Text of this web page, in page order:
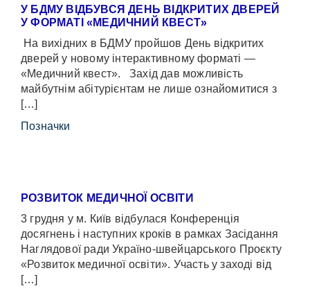
У БДМУ ВІДБУВСЯ ДЕНЬ ВІДКРИТИХ ДВЕРЕЙ
У ФОРМАТІ «МЕДИЧНИЙ КВЕСТ»
На вихідних в БДМУ пройшов День відкритих
дверей у новому інтерактивному форматі —
«Медичний квест». Захід дав можливість
майбутнім абітурієнтам не лише ознайомитися з
[…]
Позначки
РОЗВИТОК МЕДИЧНОЇ ОСВІТИ
3 грудня у м. Київ відбулася Конференція
досягнень і наступних кроків в рамках Засідання
Наглядової ради Україно-швейцарського Проєкту
«Розвиток медичної освіти». Участь у заході від
[…]